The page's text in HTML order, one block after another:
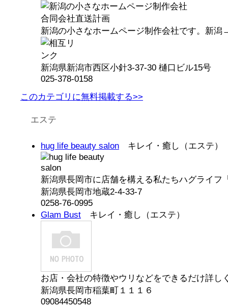
新潟の小さなホームページ制作会社です。新
新潟県新潟市西区小針3-37-30 樋口ビル15号
025-378-0158
このカテゴリに無料掲載する>>
エステ
hug life beauty salon キレイ・癒し（エステ）
新潟県長岡市に店舗を構える私たちハグライフ
新潟県長岡市地蔵2-4-33-7
0258-76-0995
Glam Bust キレイ・癒し（エステ）
お店・会社の特徴やウリなどをできるだけ詳し
新潟県長岡市稲葉町１１１６
09084450548